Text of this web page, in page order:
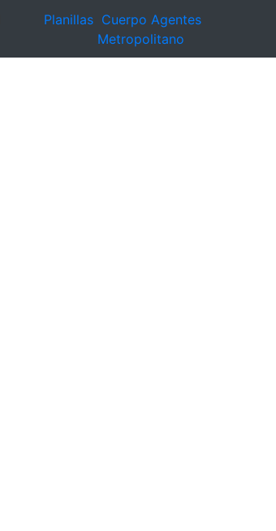
Planillas Cuerpo Agentes
Metropolitano